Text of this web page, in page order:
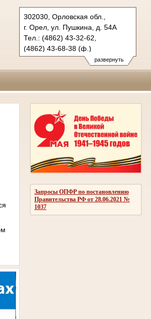
развернуть
302030, Орловская обл.,
г. Орел, ул. Пушкина, д. 54А
Тел.: (4862) 43-32-62,
(4862) 43-68-38 (ф.)
zheleznodorozhny.orl@sudrf.ru
Запросы ОПФР по постановлению
Правительства РФ от 28.06.2021 №
1037